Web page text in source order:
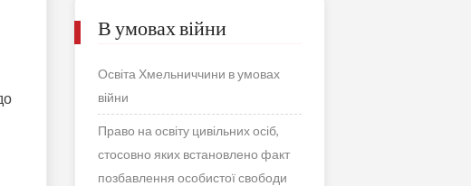
В умовах війни
Освіта Хмельниччини в умовах
війни
Право на освіту цивільних осіб,
стосовно яких встановлено факт
позбавлення особистої свободи